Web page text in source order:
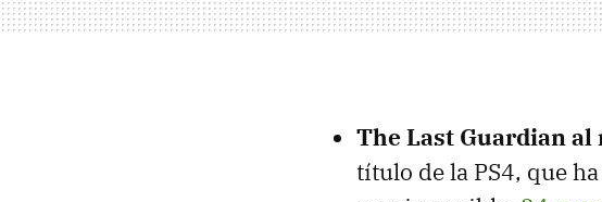
The Last Guardian
título de la PS4, que